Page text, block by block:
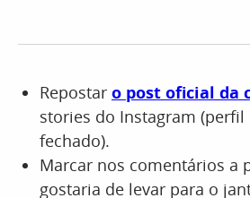
Repostar o post oficial da
stories do Instagram (perfil
fechado).
Marcar nos comentários a
gostaria de levar para o